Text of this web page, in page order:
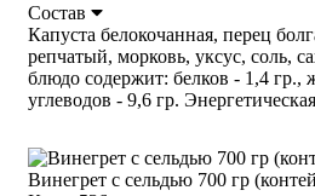
Состав
Капуста белокочанная, перец
репчатый, морковь, уксус, соль,
блюдо содержит: белков - 1,4 гр.,
углеводов - 9,6 гр.
Винегрет с сельдью 700 гр